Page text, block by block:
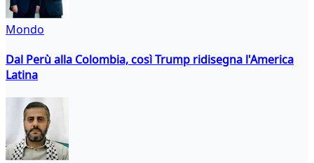
Mondo
Dal Perù alla Colombia, così Trump ridisegna l'America
Latina